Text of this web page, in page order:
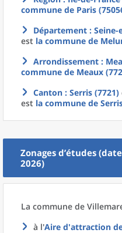
commune de Paris
Département : Seine-
est la commune de
Arrondissement :
commune de Meaux
Canton : Serris (7721)
est la commune de
Zonages d’études
2026)
La commune de
à l'Aire d'attraction